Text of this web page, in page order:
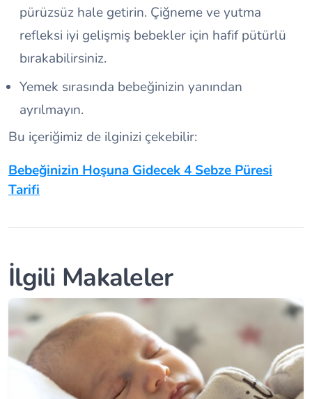
pürüzsüz hale getirin. Çiğneme ve yutma
refleksi iyi gelişmiş bebekler için hafif pütürlü
bırakabilirsiniz.
Yemek sırasında bebeğinizin yanından
ayrılmayın.
Bu içeriğimiz de ilginizi çekebilir:
Bebeğinizin Hoşuna Gidecek 4 Sebze Püresi
Tarifi
İlgili Makaleler